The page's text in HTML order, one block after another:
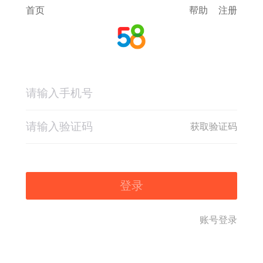
首页 帮助 注册
获取验证码
登录
账号登录